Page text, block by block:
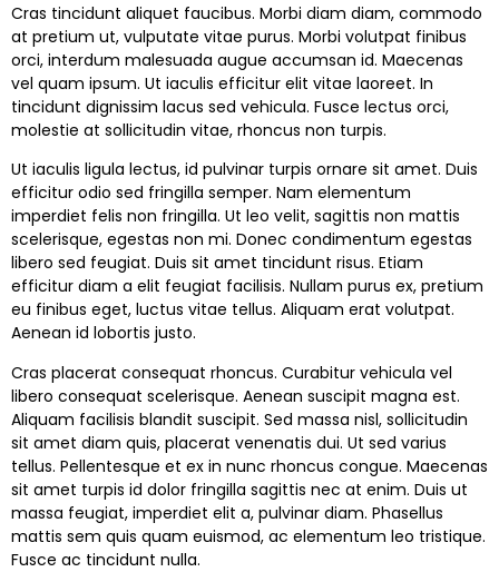
Cras tincidunt aliquet faucibus. Morbi diam diam, commodo
at pretium ut, vulputate vitae purus. Morbi volutpat finibus
orci, interdum malesuada augue accumsan id. Maecenas
vel quam ipsum. Ut iaculis efficitur elit vitae laoreet. In
tincidunt dignissim lacus sed vehicula. Fusce lectus orci,
molestie at sollicitudin vitae, rhoncus non turpis.
Ut iaculis ligula lectus, id pulvinar turpis ornare sit amet. Duis
efficitur odio sed fringilla semper. Nam elementum
imperdiet felis non fringilla. Ut leo velit, sagittis non mattis
scelerisque, egestas non mi. Donec condimentum egestas
libero sed feugiat. Duis sit amet tincidunt risus. Etiam
efficitur diam a elit feugiat facilisis. Nullam purus ex, pretium
eu finibus eget, luctus vitae tellus. Aliquam erat volutpat.
Aenean id lobortis justo.
Cras placerat consequat rhoncus. Curabitur vehicula vel
libero consequat scelerisque. Aenean suscipit magna est.
Aliquam facilisis blandit suscipit. Sed massa nisl, sollicitudin
sit amet diam quis, placerat venenatis dui. Ut sed varius
tellus. Pellentesque et ex in nunc rhoncus congue. Maecenas
sit amet turpis id dolor fringilla sagittis nec at enim. Duis ut
massa feugiat, imperdiet elit a, pulvinar diam. Phasellus
mattis sem quis quam euismod, ac elementum leo tristique.
Fusce ac tincidunt nulla.